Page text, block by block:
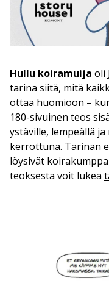
Hullu koiramuija oli
tarina siitä, mitä
ottaa huomioon –
180-sivuinen teos
ystäville, lempeällä
kerrottuna. Tarinan
löysivät
teoksesta voit lukea